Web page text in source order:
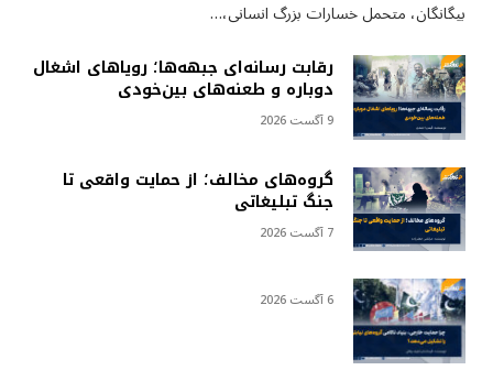
بیگانگان، متحمل خسارات بزرگ انسانی،…
رقابت رسانه‌ای جبهه‌ها؛ رویاهای اشغال
دوباره و طعنه‌های بین‌خودی
9 آگست 2026
گروه‌های مخالف؛ از حمایت واقعی تا
جنگ تبلیغاتی
7 آگست 2026
6 آگست 2026